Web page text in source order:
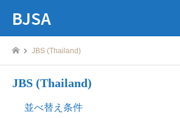
BJSA
JBS (Thailand)
JBS (Thailand)
並べ替え条件